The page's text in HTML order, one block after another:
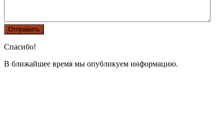
Спасибо!
В ближайшее время мы опубликуем информацию.